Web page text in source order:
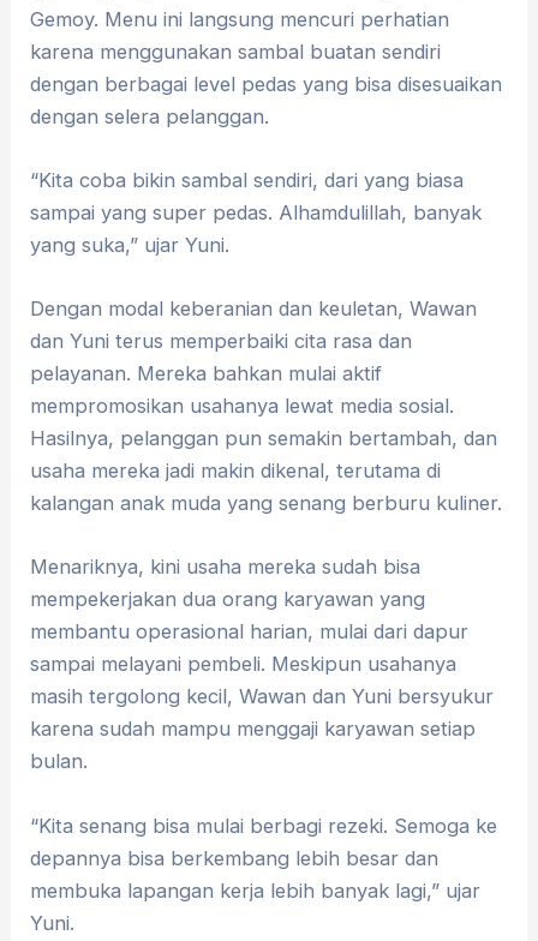
Gemoy. Menu ini langsung mencuri perhatian
karena menggunakan sambal buatan sendiri
dengan berbagai level pedas yang bisa disesuaikan
dengan selera pelanggan.
“Kita coba bikin sambal sendiri, dari yang biasa
sampai yang super pedas. Alhamdulillah, banyak
yang suka,” ujar Yuni.
Dengan modal keberanian dan keuletan, Wawan
dan Yuni terus memperbaiki cita rasa dan
pelayanan. Mereka bahkan mulai aktif
mempromosikan usahanya lewat media sosial.
Hasilnya, pelanggan pun semakin bertambah, dan
usaha mereka jadi makin dikenal, terutama di
kalangan anak muda yang senang berburu kuliner.
Menariknya, kini usaha mereka sudah bisa
mempekerjakan dua orang karyawan yang
membantu operasional harian, mulai dari dapur
sampai melayani pembeli. Meskipun usahanya
masih tergolong kecil, Wawan dan Yuni bersyukur
karena sudah mampu menggaji karyawan setiap
bulan.
“Kita senang bisa mulai berbagi rezeki. Semoga ke
depannya bisa berkembang lebih besar dan
membuka lapangan kerja lebih banyak lagi,” ujar
Yuni.